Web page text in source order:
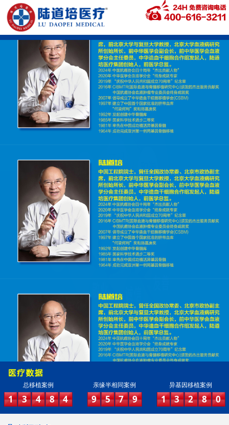
总移植案例
1 3 4 8 4
亲缘半相同案例
9 5 7 9
异基因移植案例
1 3 2 8 0